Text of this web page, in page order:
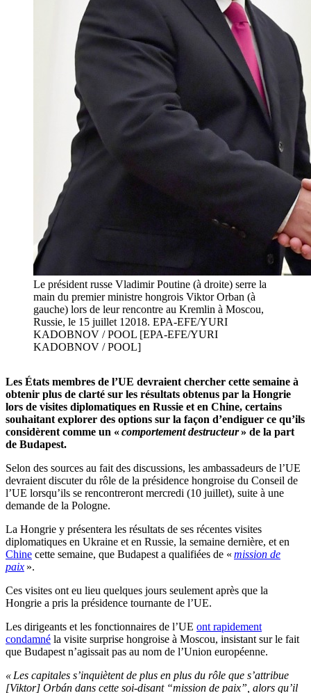
Le président russe Vladimir Poutine (à droite) serre la
main du premier ministre hongrois Viktor Orban (à
gauche) lors de leur rencontre au Kremlin à Moscou,
Russie, le 15 juillet 12018. EPA-EFE/YURI
KADOBNOV / POOL [EPA-EFE/YURI
KADOBNOV / POOL]
Les États membres de l’UE devraient chercher cette semaine à
obtenir plus de clarté sur les résultats obtenus par la Hongrie
lors de visites diplomatiques en Russie et en Chine, certains
souhaitant explorer des options sur la façon d’endiguer ce qu’ils
considèrent comme un «comportement destructeur» de la part
de Budapest.
Selon des sources au fait des discussions, les ambassadeurs de l’UE
devraient discuter du rôle de la présidence hongroise du Conseil de
l’UE lorsqu’ils se rencontreront mercredi (10 juillet), suite à une
demande de la Pologne.
La Hongrie y présentera les résultats de ses récentes visites
diplomatiques en Ukraine et en Russie, la semaine dernière, et en
Chine cette semaine, que Budapest a qualifiées de « mission de
paix ».
Ces visites ont eu lieu quelques jours seulement après que la
Hongrie a pris la présidence tournante de l’UE.
Les dirigeants et les fonctionnaires de l’UE ont rapidement
condamné la visite surprise hongroise à Moscou, insistant sur le fait
que Budapest n’agissait pas au nom de l’Union européenne.
« Les capitales s’inquiètent de plus en plus du rôle que s’attribue
[Viktor] Orbán dans cette soi-disant “mission de paix”, alors qu’il